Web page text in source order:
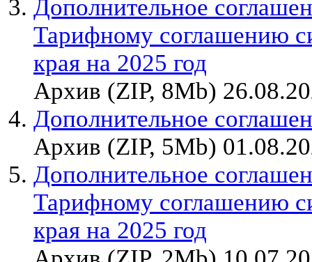
Дополнительное
Тарифному соглашению
края на 2025 год
Архив (ZIP, 8Mb)
Дополнительное
Архив (ZIP, 5Mb)
Дополнительное
Тарифному соглашению
края на 2025 год